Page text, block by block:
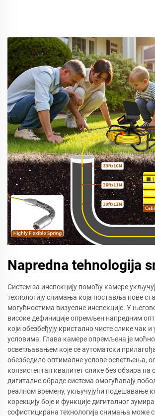
Napredna tehnologija
Систем за инспекцију помоћу камере
технологију снимања која поставља нове
могућностима визуелне инспекције. У
високе дефиниције опремљен напредним
који обезбеђују кристално чисте слике чак
условима. Глава камере опремљена је
осветљавањем које се аутоматски
обезбедило оптималне услове осветљења,
конзистентан квалитет слике без обзира на
дигиталне обраде система омогућавају
реалном времену, укључујући подешавање
корекцију боје и функције дигиталног
софистицирана технологија снимања може